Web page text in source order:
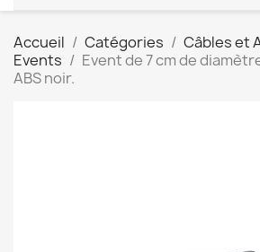
Accueil Catégories
Câbles et
Events
Event de 7 cm de
ABS noir.